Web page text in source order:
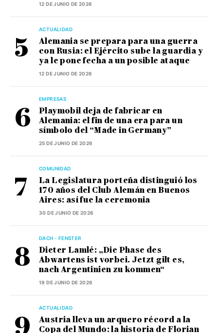
12 DE JUNIO DE 2026
ACTUALIDAD
Alemania se prepara para una guerra
con Rusia: el Ejército sube la guardia y
ya le pone fecha a un posible ataque
12 DE JUNIO DE 2026
EMPRESAS
Playmobil deja de fabricar en
Alemania: el fin de una era para un
símbolo del “Made in Germany”
25 DE JUNIO DE 2026
COMUNIDAD
La Legislatura porteña distinguió los
170 años del Club Alemán en Buenos
Aires: así fue la ceremonia
30 DE JUNIO DE 2026
DACH - FENSTER
Dieter Lamlé: „Die Phase des
Abwartens ist vorbei. Jetzt gilt es,
nach Argentinien zu kommen“
19 DE JUNIO DE 2026
ACTUALIDAD
Austria lleva un arquero récord a la
Copa del Mundo: la historia de Florian